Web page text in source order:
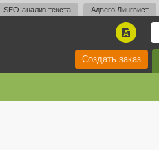
SEO-анализ текста Адвего Лингвист
A
Создать заказ